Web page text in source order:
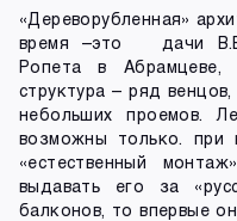
«Дереворубленная»
время –это дачи
Ропета в
структура – ряд
небольших проемов.
возможны только. при
«естественный
выдавать его за
балконов, то впервые